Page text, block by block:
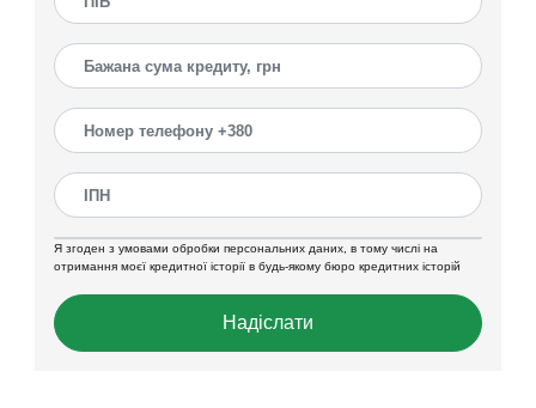
Я згоден з умовами обробки персональних даних, в тому числі на
отримання моєї кредитної історії в будь-якому бюро кредитних історій
Надіслати